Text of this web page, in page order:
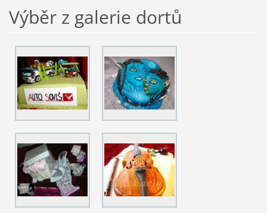
Výběr z galerie dortů